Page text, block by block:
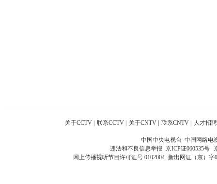
关于CCTV 联系CCTV 关于CNTV 联系CNTV 人才招聘
中国中央电视台 中国网络电
违法和不良信息举报 京ICP证060535号
网上传播视听节目许可证号 0102004 新出网证（京）